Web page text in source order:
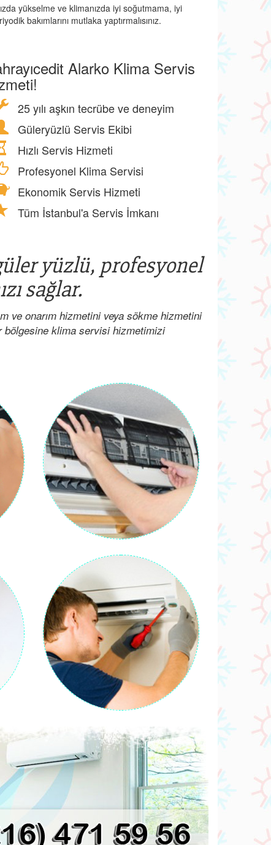
yükselme ve klimanızda iyi soğutmama, iyi
bakımlarını mutlaka yaptırmalısınız.
Alarko Klima Servis
25 yılı aşkın tecrübe ve deneyim
Güleryüzlü Servis Ekibi
Hızlı Servis Hizmeti
Profesyonel Klima Servisi
Ekonomik Servis Hizmeti
Tüm İstanbul'a Servis İmkanı
yüzlü, profesyonel
sağlar.
ve onarım hizmetini veya sökme hizmetini
bölgesine klima servisi hizmetimizi